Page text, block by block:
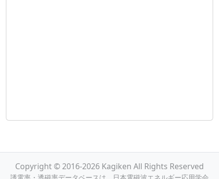
Copyright © 2016-2026 Kagiken All Rights Reserved